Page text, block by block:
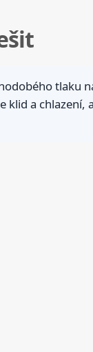
tlaku
klid a chlazení,